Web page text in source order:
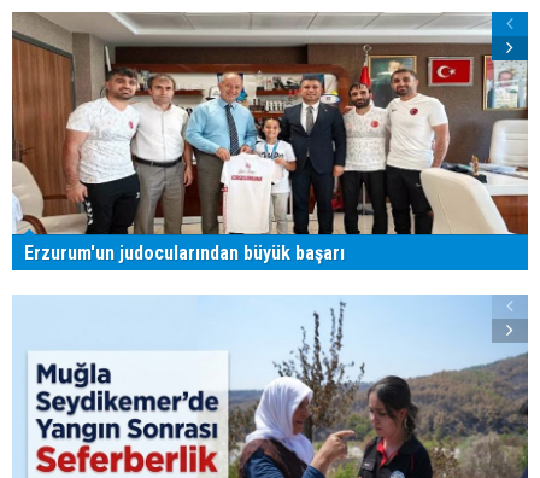
Erzurum'un judocularından büyük başarı